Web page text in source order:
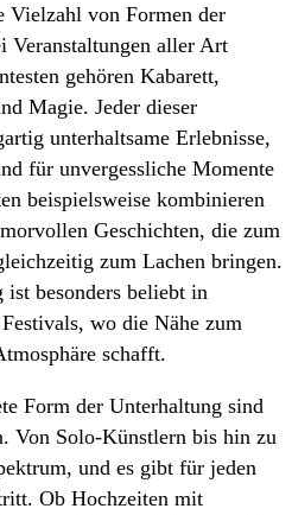
Vielzahl von Formen der
Veranstaltungen aller Art
gehören Kabarett,
Magie. Jeder dieser
unterhaltsame Erlebnisse,
für unvergessliche Momente
beispielsweise kombinieren
Geschichten, die zum
zum Lachen bringen.
besonders beliebt in
wo die Nähe zum
schafft.
Form der Unterhaltung sind
Von Solo-Künstlern bis hin zu
und es gibt für jeden
Ob Hochzeiten mit